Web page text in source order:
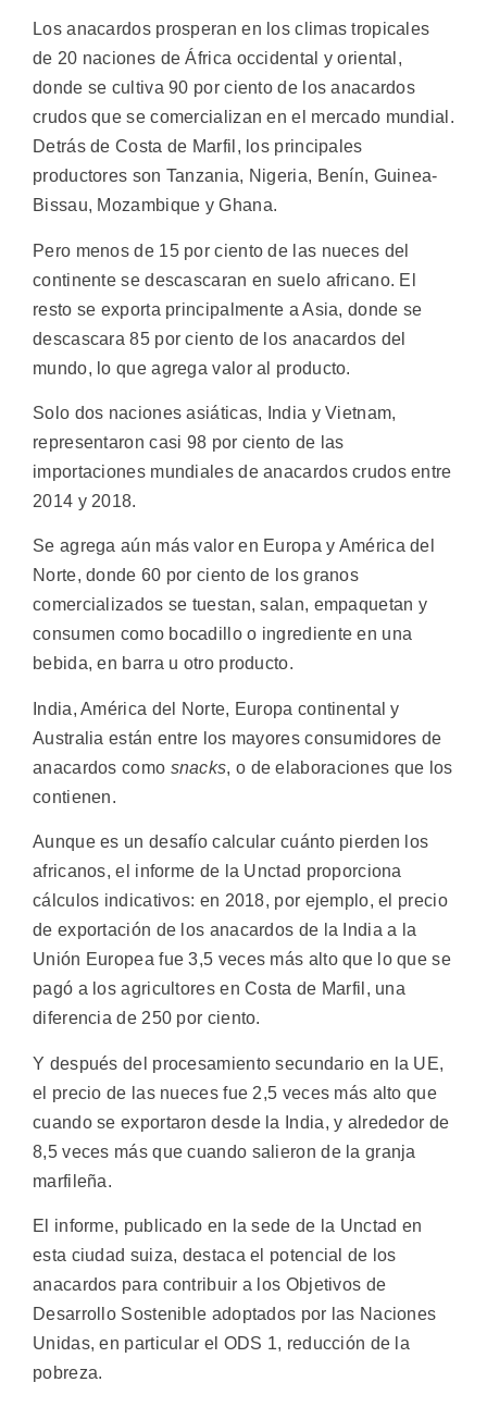
Los anacardos prosperan en los climas tropicales
de 20 naciones de África occidental y oriental,
donde se cultiva 90 por ciento de los anacardos
crudos que se comercializan en el mercado mundial.
Detrás de Costa de Marfil, los principales
productores son Tanzania, Nigeria, Benín, Guinea-
Bissau, Mozambique y Ghana.
Pero menos de 15 por ciento de las nueces del
continente se descascaran en suelo africano. El
resto se exporta principalmente a Asia, donde se
descascara 85 por ciento de los anacardos del
mundo, lo que agrega valor al producto.
Solo dos naciones asiáticas, India y Vietnam,
representaron casi 98 por ciento de las
importaciones mundiales de anacardos crudos entre
2014 y 2018.
Se agrega aún más valor en Europa y América del
Norte, donde 60 por ciento de los granos
comercializados se tuestan, salan, empaquetan y
consumen como bocadillo o ingrediente en una
bebida, en barra u otro producto.
India, América del Norte, Europa continental y
Australia están entre los mayores consumidores de
anacardos como snacks, o de elaboraciones que los
contienen.
Aunque es un desafío calcular cuánto pierden los
africanos, el informe de la Unctad proporciona
cálculos indicativos: en 2018, por ejemplo, el precio
de exportación de los anacardos de la India a la
Unión Europea fue 3,5 veces más alto que lo que se
pagó a los agricultores en Costa de Marfil, una
diferencia de 250 por ciento.
Y después del procesamiento secundario en la UE,
el precio de las nueces fue 2,5 veces más alto que
cuando se exportaron desde la India, y alrededor de
8,5 veces más que cuando salieron de la granja
marfileña.
El informe, publicado en la sede de la Unctad en
esta ciudad suiza, destaca el potencial de los
anacardos para contribuir a los Objetivos de
Desarrollo Sostenible adoptados por las Naciones
Unidas, en particular el ODS 1, reducción de la
pobreza.